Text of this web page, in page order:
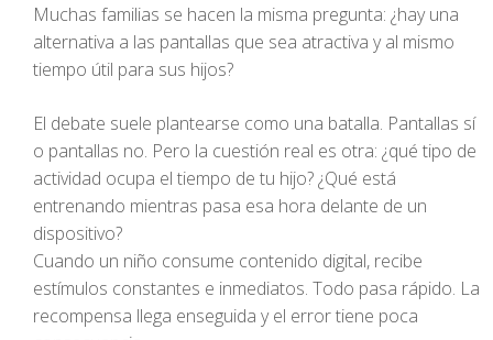
Muchas familias se hacen la misma pregunta: ¿hay una
alternativa a las pantallas que sea atractiva y al mismo
tiempo útil para sus hijos?
El debate suele plantearse como una batalla. Pantallas sí
o pantallas no. Pero la cuestión real es otra: ¿qué tipo de
actividad ocupa el tiempo de tu hijo? ¿Qué está
entrenando mientras pasa esa hora delante de un
dispositivo?
Cuando un niño consume contenido digital, recibe
estímulos constantes e inmediatos. Todo pasa rápido. La
recompensa llega enseguida y el error tiene poca